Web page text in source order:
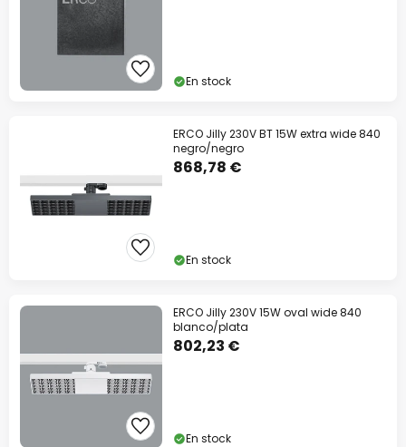
En stock
ERCO Jilly 230V BT 15W extra wide 840
negro/negro
868,78 €
En stock
ERCO Jilly 230V 15W oval wide 840
blanco/plata
802,23 €
En stock
Descuento extra
-10% EXTRA
-13% EXTRA.
en casi todo*
Código descuento:WOW